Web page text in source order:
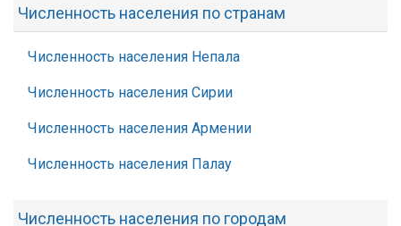
Численность населения по странам
Численность населения Непала
Численность населения Сирии
Численность населения Армении
Численность населения Палау
Численность населения по городам